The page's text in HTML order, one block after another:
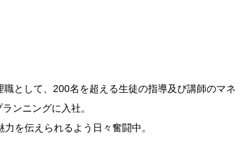
として、200名を超える生徒の指導及び講師のマネ
ンニングに入社。
を伝えられるよう日々奮闘中。